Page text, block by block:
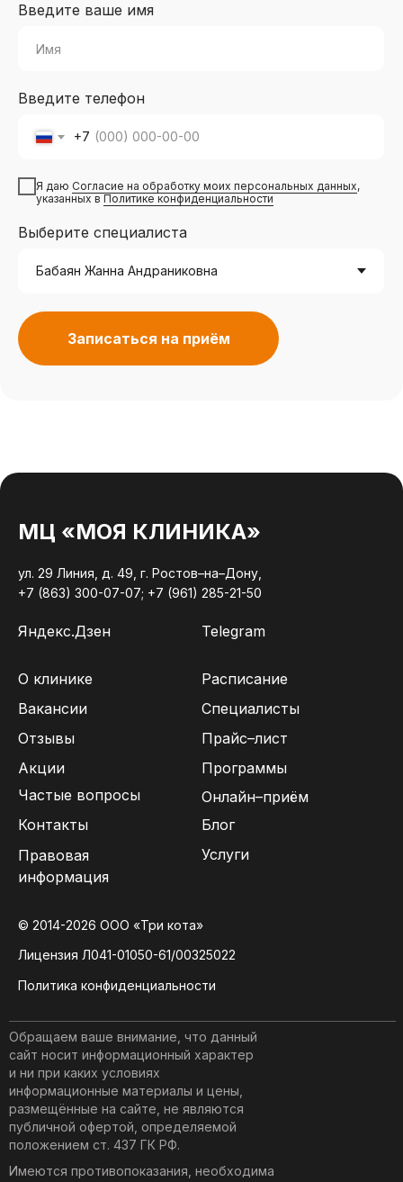
Введите ваше имя
Введите телефон
+7
Я даю Согласие на обработку моих персональных данных,
указанных в Политике конфиденциальности
Выберите специалиста
Записаться на приём
Telegram
Яндекс.Дзен
МЦ «МОЯ КЛИНИКА»
Расписание
Специалисты
Прайс–лист
Программы
Онлайн–приём
Блог
Услуги
Контакты
Правовая
информация
О клинике
Вакансии
Отзывы
Акции
Частые вопросы
© 2014-2026 ООО «Три кота»
Имеются противопоказания, необходима
Лицензия Л041-01050-61/00325022
Политика конфиденциальности
Обращаем ваше внимание, что данный
сайт носит информационный характер
и ни при каких условиях
информационные материалы и цены,
размещённые на сайте, не являются
публичной офертой, определяемой
положением ст. 437 ГК РФ.
ул. 29 Линия, д. 49, г. Ростов–на–Дону,
+7 (863) 300-07-07; +7 (961) 285-21-50